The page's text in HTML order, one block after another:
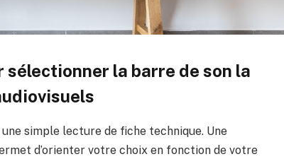
la barre de son la
simple lecture de fiche technique. Une
d’orienter votre choix en fonction de votre